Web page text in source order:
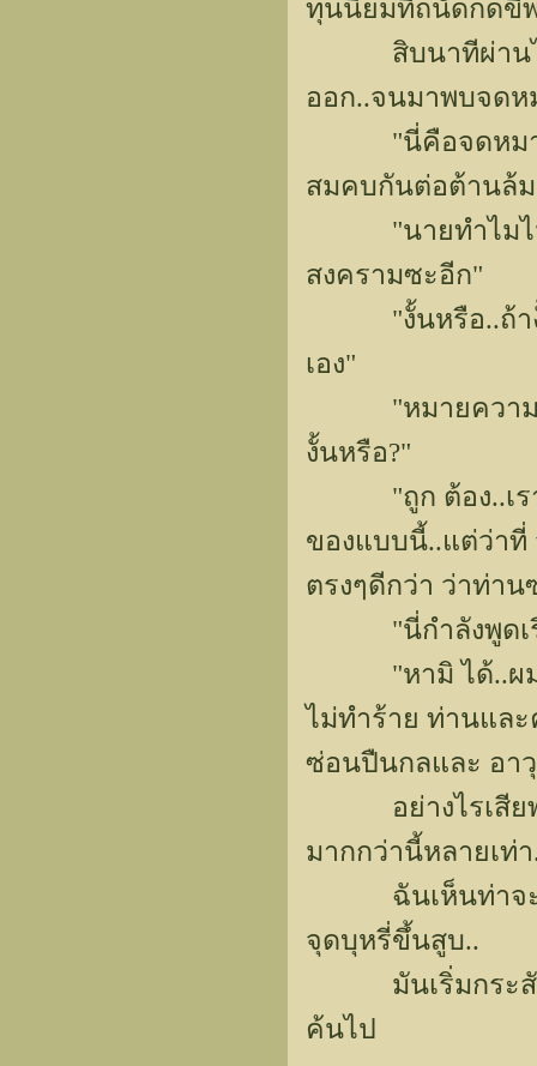
ทุนนิยมที่ถนัดกดขี่
สิบนาทีผ่านไป
ออก..จนมาพบจด
"นี่คือจดหมายที่
สมคบกันต่อต้านล้ม
"นายทำไมไม่ดู
สงครามซะอีก"
"งั้นหรือ..ถ้างั้น
เอง"
"หมายความว่า
งั้นหรือ?"
"ถูก ต้อง..เรามี
ของแบบนี้..แต่ว่าที่
ตรงๆดีกว่า ว่าท่า
"นี่กำลังพูดเรื่อ
"หามิ ได้..ผมพูด
ไม่ทำร้าย ท่านแล
ซ่อนปืนกลและ อา
อย่างไรเสียพว
มากกว่านี้หลายเท่
ฉันเห็นท่าจะพูด
จุดบุหรี่ขึ้นสูบ..
มันเริ่มกระสับก
ค้นไป